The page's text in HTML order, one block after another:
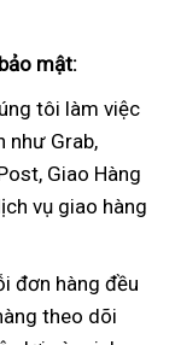
mật:
tôi làm việc
như Grab,
Giao Hàng
vụ giao hàng
đơn hàng đều
theo dõi